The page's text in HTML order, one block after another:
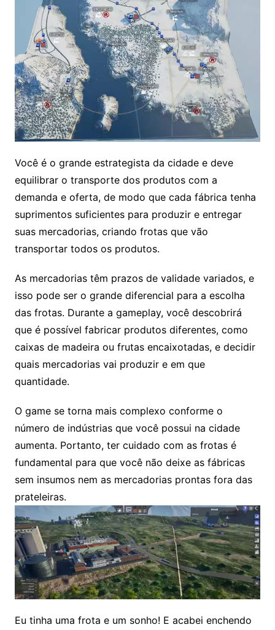
Você é o grande estrategista da cidade e deve
equilibrar o transporte dos produtos com a
demanda e oferta, de modo que cada fábrica tenha
suprimentos suficientes para produzir e entregar
suas mercadorias, criando frotas que vão
transportar todos os produtos.
As mercadorias têm prazos de validade variados, e
isso pode ser o grande diferencial para a escolha
das frotas. Durante a gameplay, você descobrirá
que é possível fabricar produtos diferentes, como
caixas de madeira ou frutas encaixotadas, e decidir
quais mercadorias vai produzir e em que
quantidade.
O game se torna mais complexo conforme o
número de indústrias que você possui na cidade
aumenta. Portanto, ter cuidado com as frotas é
fundamental para que você não deixe as fábricas
sem insumos nem as mercadorias prontas fora das
prateleiras.
Eu tinha uma frota e um sonho! E acabei enchendo